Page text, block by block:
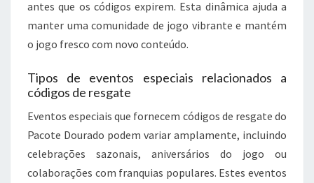
antes que os códigos expirem. Esta dinâmica ajuda a
manter uma comunidade de jogo vibrante e mantém
o jogo fresco com novo conteúdo.
Tipos de eventos especiais relacionados a
códigos de resgate
Eventos especiais que fornecem códigos de resgate do
Pacote Dourado podem variar amplamente, incluindo
celebrações sazonais, aniversários do jogo ou
colaborações com franquias populares. Estes eventos